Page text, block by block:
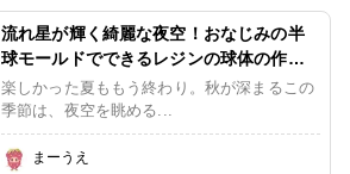
流れ星が輝く綺麗な夜空！おなじみの半
球モールドでできるレジンの球体の作り
方
楽しかった夏ももう終わり。秋が深まるこの
季節は、夜空を眺める...
まーうえ